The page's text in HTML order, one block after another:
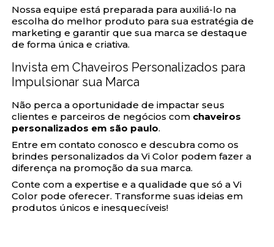
Nossa equipe está preparada para auxiliá-lo na
escolha do melhor produto para sua estratégia de
marketing e garantir que sua marca se destaque
de forma única e criativa.
Invista em Chaveiros Personalizados para
Impulsionar sua Marca
Não perca a oportunidade de impactar seus
clientes e parceiros de negócios com chaveiros
personalizados em são paulo.
Entre em contato conosco e descubra como os
brindes personalizados da Vi Color podem fazer a
diferença na promoção da sua marca.
Conte com a expertise e a qualidade que só a Vi
Color pode oferecer. Transforme suas ideias em
produtos únicos e inesquecíveis!